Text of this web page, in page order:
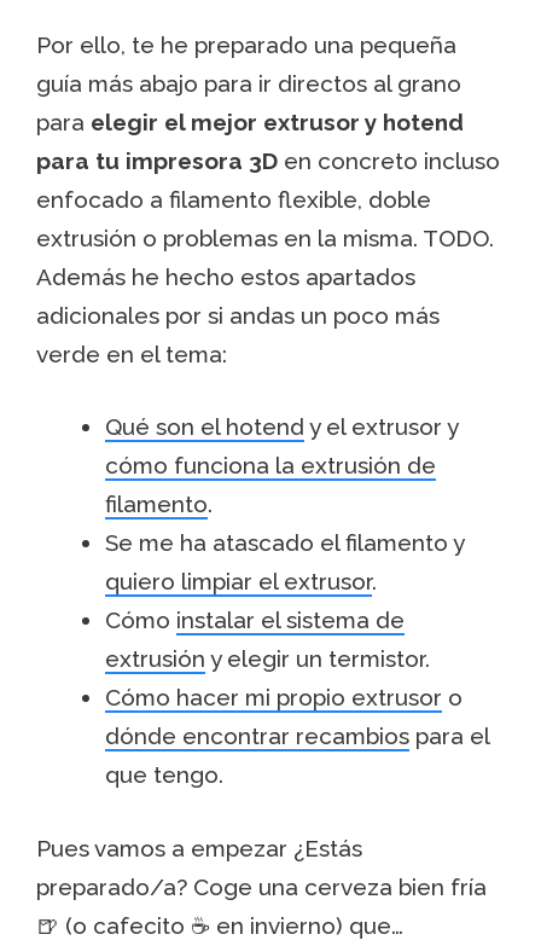
Por ello, te he preparado una pequeña
guía más abajo para ir directos al grano
para elegir el mejor extrusor y hotend
para tu impresora 3D en concreto incluso
enfocado a filamento flexible, doble
extrusión o problemas en la misma. TODO.
Además he hecho estos apartados
adicionales por si andas un poco más
verde en el tema:
Qué son el hotend y el extrusor y
cómo funciona la extrusión de
filamento.
Se me ha atascado el filamento y
quiero limpiar el extrusor.
Cómo instalar el sistema de
extrusión y elegir un termistor.
Cómo hacer mi propio extrusor o
dónde encontrar recambios para el
que tengo.
Pues vamos a empezar ¿Estás
preparado/a? Coge una cerveza bien fría
🍺 (o cafecito ☕ en invierno) que…